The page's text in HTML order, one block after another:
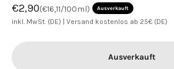
Angebot
€2,90(€16,11/100ml) Ausverkauft
inkl. MwSt. (DE) | Versand kostenlos ab 25€ (DE)
Ausverkauft